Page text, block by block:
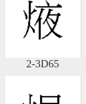
2-3D65